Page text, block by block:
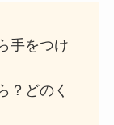
手をつけ
？どのく